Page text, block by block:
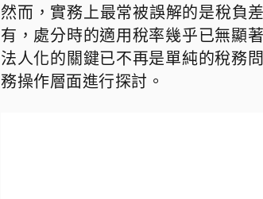
然而，實務上最常被誤解的是稅負
有，處分時的適用稅率幾乎已無顯
法人化的關鍵已不再是單純的稅務
務操作層面進行探討。